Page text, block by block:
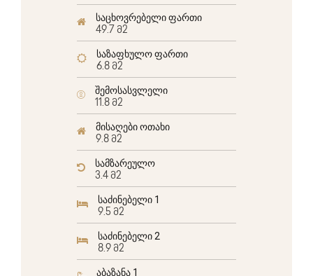
საცხოვრებელი ფართი
49.7 მ2
საზაფხულო ფართი
6.8 მ2
შემოსასვლელი
11.8 მ2
მისაღები ოთახი
9.8 მ2
სამზარეულო
3.4 მ2
საძინებელი 1
9.5 მ2
საძინებელი 2
8.9 მ2
აბაზანა 1